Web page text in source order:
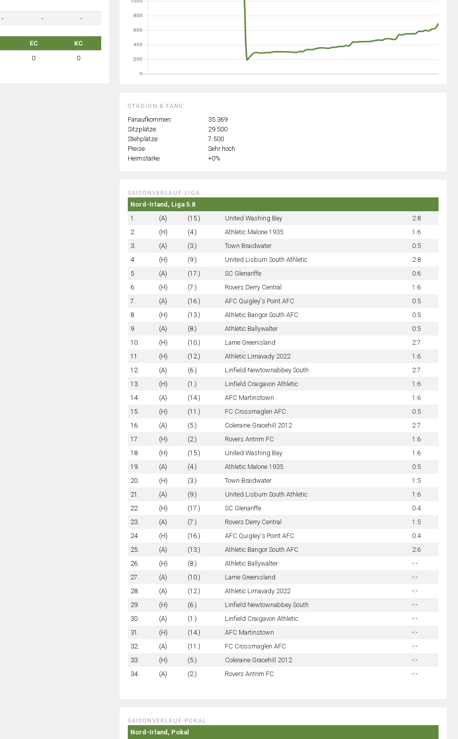
- - -
EC
KC
0 0
STADION & FANS:
Fanaufkommen:
35.369
Sitzplätze:
29.500
Stehplätze:
7.500
Preise:
Sehr hoch
Heimstärke:
+0%
SAISONVERLAUF LIGA:
Nord-Irland, Liga 5.8
1.
(A) (15.) United Washing Bay
2:8
2.
(H) (4.) Athletic Malone 1935
1:6
3.
(A) (3.) Town Braidwater
0:5
4.
(H) (9.) United Lisburn South Athletic
2:8
5.
(A) (17.) SC Glenariffe
0:6
6.
(H) (7.) Rovers Derry Central
1:6
7.
(A) (16.) AFC Quigley's Point AFC
0:5
8.
(H) (13.) Athletic Bangor South AFC
0:5
9.
(A) (8.) Athletic Ballywalter
0:5
10.
(H) (10.) Larne Greenisland
2:7
11.
(H) (12.) Athletic Limavady 2022
1:6
12.
(A) (6.) Linfield Newtownabbey South
2:7
13.
(H) (1.) Linfield Craigavon Athletic
1:6
14.
(A) (14.) AFC Martinstown
1:6
15.
(H) (11.) FC Crossmaglen AFC
0:5
16.
(A) (5.) Coleraine Gracehill 2012
2:7
17.
(H) (2.) Rovers Antrim FC
1:6
18.
(H) (15.) United Washing Bay
1:6
19.
(A) (4.) Athletic Malone 1935
0:5
20.
(H) (3.) Town Braidwater
1:5
21.
(A) (9.) United Lisburn South Athletic
1:6
22.
(H) (17.) SC Glenariffe
0:4
23.
(A) (7.) Rovers Derry Central
1:5
24.
(H) (16.) AFC Quigley's Point AFC
0:4
25.
(A) (13.) Athletic Bangor South AFC
2:6
26.
(H) (8.) Athletic Ballywalter
-:-
27.
(A) (10.) Larne Greenisland
-:-
28.
(A) (12.) Athletic Limavady 2022
-:-
29.
(H) (6.) Linfield Newtownabbey South
-:-
30.
(A) (1.) Linfield Craigavon Athletic
-:-
31.
(H) (14.) AFC Martinstown
-:-
32.
(A) (11.) FC Crossmaglen AFC
-:-
33.
(H) (5.) Coleraine Gracehill 2012
-:-
34.
(A) (2.) Rovers Antrim FC -:-
SAISONVERLAUF POKAL:
Nord-Irland, Pokal